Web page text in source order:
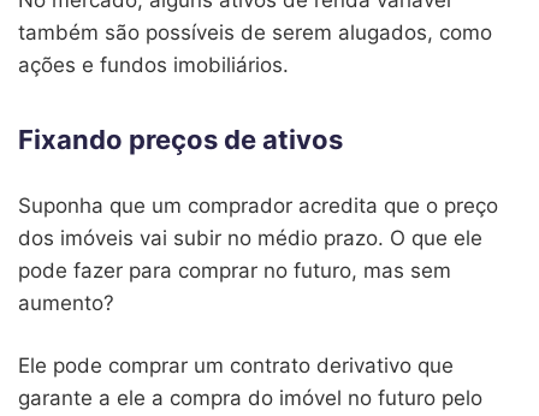
também são possíveis de serem alugados, como
ações e fundos imobiliários.
Fixando preços de ativos
Suponha que um comprador acredita que o preço
dos imóveis vai subir no médio prazo. O que ele
pode fazer para comprar no futuro, mas sem
aumento?
Ele pode comprar um contrato derivativo que
garante a ele a compra do imóvel no futuro pelo